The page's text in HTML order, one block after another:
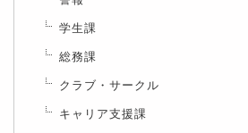
学生課
総務課
クラブ・サークル
キャリア支援課